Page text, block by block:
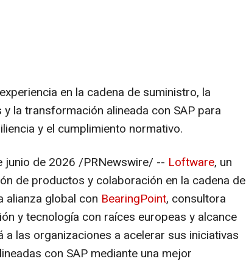
en la cadena de suministro, la
la transformación alineada con SAP para
y el cumplimiento normativo.
junio de 2026 /PRNewswire/ -- Loftware, un
de productos y colaboración en la cadena de
alianza global con BearingPoint, consultora
y tecnología con raíces europeas y alcance
a las organizaciones a acelerar sus iniciativas
con SAP mediante una mejor